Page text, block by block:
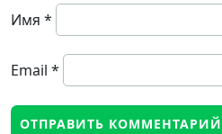
Имя *
Email *